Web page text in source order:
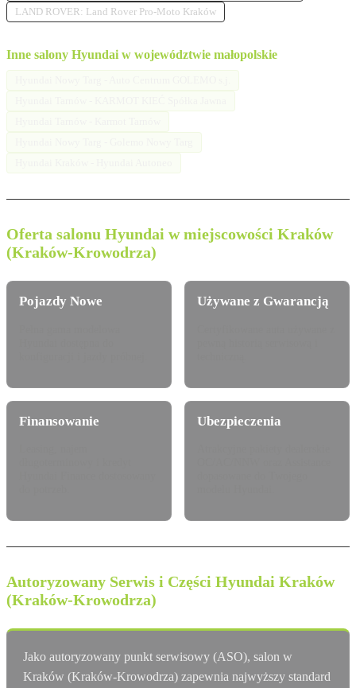
LAND ROVER: Land Rover Pro-Moto Kraków
Inne salony Hyundai w województwie małopolskie
Oferta salonu Hyundai w miejscowości Kraków
(Kraków-Krowodrza)
Pojazdy Nowe Używane z Gwarancją
Finansowanie Ubezpieczenia
Autoryzowany Serwis i Części Hyundai Kraków
(Kraków-Krowodrza)
Jako autoryzowany punkt serwisowy (ASO), salon w
Kraków (Kraków-Krowodrza) zapewnia najwyższy standard